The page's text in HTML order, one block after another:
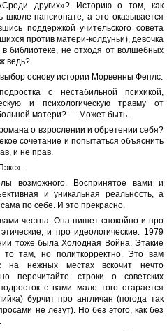
других»? Историю о том, как
школе-пансионате, а это оказывается
поддержкой учительского совета
против матери-колдуньи), девочка
библиотеке, не отходя от волшебных
ведь?
основу истории Морвенны Феплс.
с нестабильной психикой,
и психологическую травму от
матери? — Может быть.
о взрослении и обретении себя?
сочетание и попытаться объяснить
и не прав.
возможного. Воспринятое вами и
и уникальная реальность, а
по себе. И это прекрасно.
честна. Она пишет спокойно и про
и про идеологические. 1979
тоже была Холодная Война. Этакие
то там, но политкорректно. Это вам
на нежных местах вскочит нечто
перечитайте строки о советских
с вами мало того старается
бурчит про англичан (погода так
не лезут). Но без этого, как без